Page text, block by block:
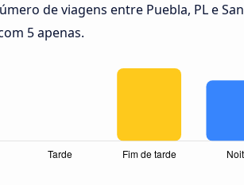
de viagens entre Puebla, PL e San
5 apenas.